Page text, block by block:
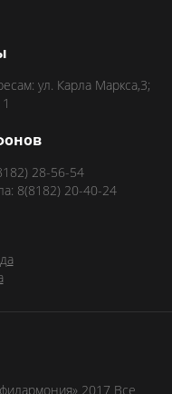
ул. Карла Маркса,3;
28-56-54
8(8182) 20-40-24
2017 Все